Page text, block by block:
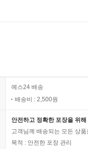
예스24 배송
배송비 : 2,500원
안전하고 정확한 포장을 위
고객님께 배송되는 모든 상
목적 : 안전한 포장 관리